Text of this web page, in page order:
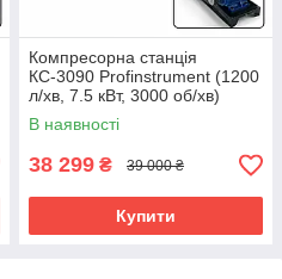
Компресорна станція
КС-3090 Profinstrument (1200
л/хв, 7.5 кВт, 3000 об/хв)
В наявності
38 299 ₴ 39 000 ₴
Купити